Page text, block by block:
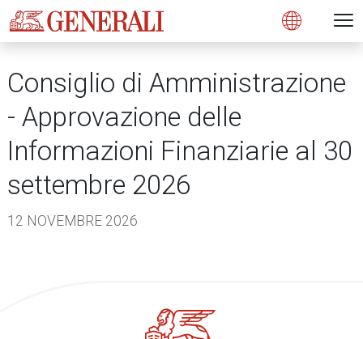
Open
Consiglio di Amministrazione
- Approvazione delle
Informazioni Finanziarie al 30
settembre 2026
12 NOVEMBRE 2026